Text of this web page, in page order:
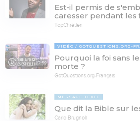
Est-il permis de
caresser pendant les
TopChrétien
07:59
VIDÉO GOTQUESTIONS.ORG-
Pourquoi la foi sans
morte ?
GotQuestions.org-Français
MESSAGE TEXTE
Que dit la Bible sur
Carlo Brugnoli